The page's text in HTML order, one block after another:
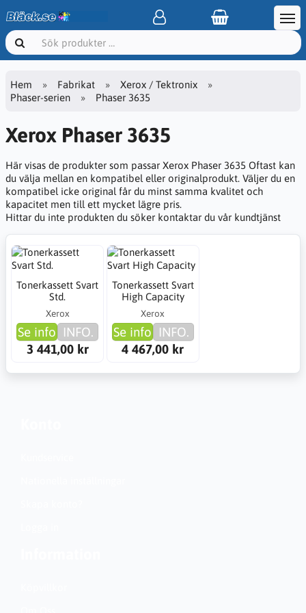
Hem Fabrikat
Xerox / Tektronix
Phaser-serien
Phaser 3635
Xerox Phaser 3635
Här visas de produkter som passar Xerox Phaser 3635 Oftast kan
du välja mellan en kompatibel eller originalprodukt. Väljer du en
kompatibel icke original får du minst samma kvalitet och
kapacitet men till ett mycket lägre pris.
Hittar du inte produkten du söker kontaktar du vår kundtjänst
Tonerkassett Svart
Std.
Xerox
Se info INFO.
3 441,00 kr
Tonerkassett Svart
High Capacity
Xerox
Se info INFO.
4 467,00 kr